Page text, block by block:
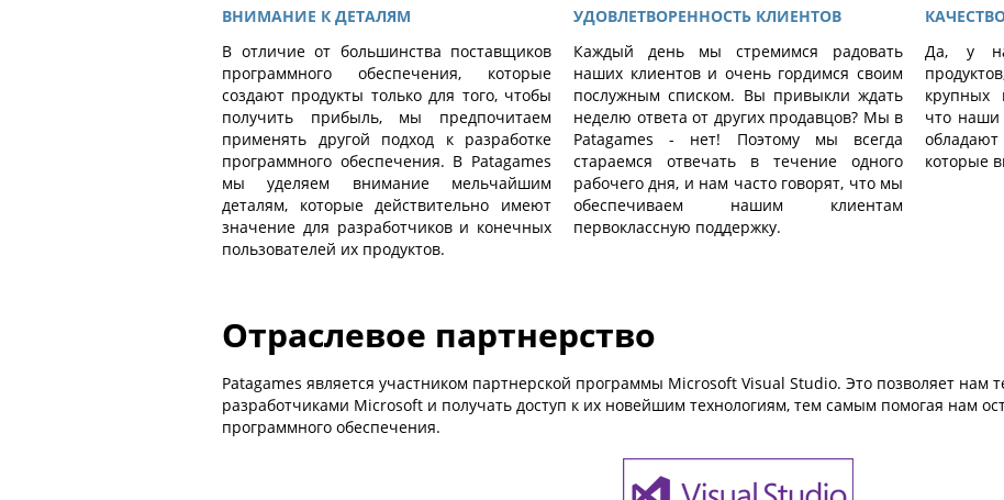
ВНИМАНИЕ К ДЕТАЛЯМ
В отличие от большинства поставщиков
программного обеспечения, которые
создают продукты только для того, чтобы
получить прибыль, мы предпочитаем
применять другой подход к разработке
программного обеспечения. В Patagames
мы уделяем внимание мельчайшим
деталям, которые действительно имеют
значение для разработчиков и конечных
пользователей их продуктов.
УДОВЛЕТВОРЕННОСТЬ КЛИЕНТОВ
Каждый день мы стремимся радовать
наших клиентов и очень гордимся своим
послужным списком. Вы привыкли ждать
неделю ответа от других продавцов? Мы в
Patagames - нет! Поэтому мы всегда
стараемся отвечать в течение одного
рабочего дня, и нам часто говорят, что мы
обеспечиваем нашим клиентам
первоклассную поддержку.
Да, у
крупных
что
которые
Отраслевое партнерство
Patagames является участником партнерской программы Microsoft Visual Studio. Это позволяет нам
разработчиками Microsoft и получать доступ к их новейшим технологиям, тем самым помогая нам
программного обеспечения.